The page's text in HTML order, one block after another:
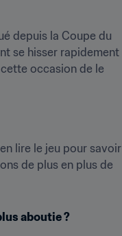
depuis la Coupe du
se hisser rapidement
occasion de le
lire le jeu pour savoir
de plus en plus de
aboutie ?